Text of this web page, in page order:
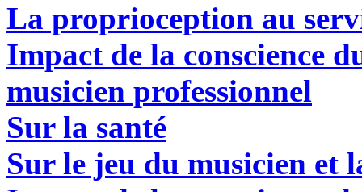
La proprioception au
Impact de la conscience
musicien professionnel
Sur la santé
Sur le jeu du musicien et